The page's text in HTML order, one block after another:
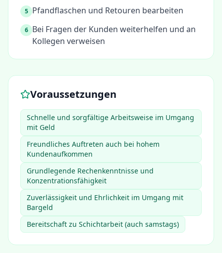
5 Pfandflaschen und Retouren bearbeiten
6 Bei Fragen der Kunden weiterhelfen und an
Kollegen verweisen
Voraussetzungen
Schnelle und sorgfältige Arbeitsweise im Umgang
mit Geld
Freundliches Auftreten auch bei hohem
Kundenaufkommen
Grundlegende Rechenkenntnisse und
Konzentrationsfähigkeit
Zuverlässigkeit und Ehrlichkeit im Umgang mit
Bargeld
Bereitschaft zu Schichtarbeit (auch samstags)